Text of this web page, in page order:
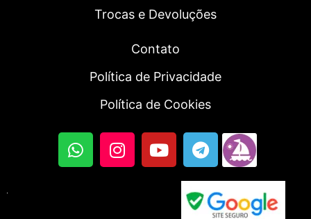
Trocas e Devoluções
Contato
Política de Privacidade
Política de Cookies